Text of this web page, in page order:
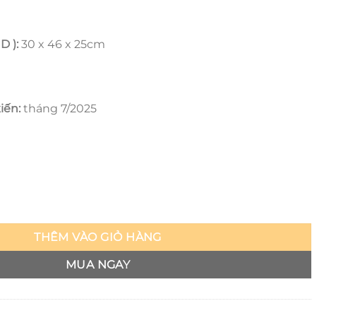
): 30 x 46 x 25cm
tháng 7/2025
Cloning số lượng
THÊM VÀO GIỎ HÀNG
MUA NGAY